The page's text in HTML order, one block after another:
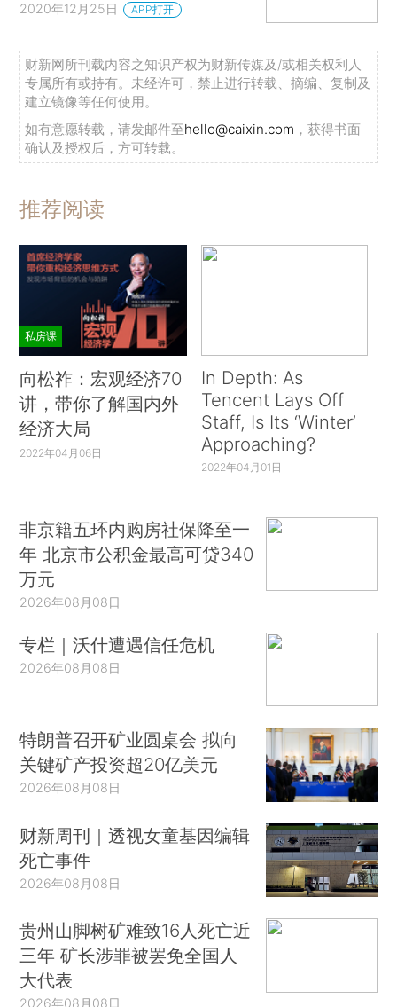
2020年12月25日 APP打开
财新网所刊载内容之知识产权为财新传媒及/或相关权利人
专属所有或持有。未经许可，禁止进行转载、摘编、复制及
建立镜像等任何使用。
如有意愿转载，请发邮件至hello@caixin.com ，获得书面
确认及授权后，方可转载。
推荐阅读
私房课
向松祚：宏观经济70
讲，带你了解国内外
经济大局
2022年04月06日
In Depth: As
Tencent Lays Off
Staff, Is Its ‘Winter’
Approaching?
2022年04月01日
非京籍五环内购房社保降至一
年 北京市公积金最高可贷340
万元
2026年08月08日
专栏｜沃什遭遇信任危机
2026年08月08日
特朗普召开矿业圆桌会 拟向
关键矿产投资超20亿美元
2026年08月08日
财新周刊｜透视女童基因编辑
死亡事件
2026年08月08日
贵州山脚树矿难致16人死亡近
三年 矿长涉罪被罢免全国人
大代表
2026年08月08日